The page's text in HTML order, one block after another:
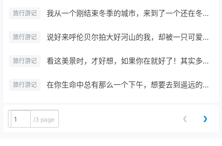
旅行游记 我从一个刚结束冬季的城市，来到了一个还在冬季的内蒙城市！
旅行游记 说好来呼伦贝尔拍大好河山的我，却被一只可爱的猫给征服了；我在零下五度的寒夜里拍摄星星，你在温暖如春的房间里思春！
旅行游记 看这美景时，才好想，如果你在就好了！其实多数人都不懂我为什么要出门去。
旅行游记 在你生命中总有那么一个下午，想要去到遥远的天边！
/3 page ❮ ❯